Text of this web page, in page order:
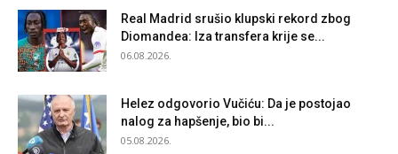
Real Madrid srušio klupski rekord zbog
Diomandea: Iza transfera krije se...
06.08.2026.
Helez odgovorio Vučiću: Da je postojao
nalog za hapšenje, bio bi...
05.08.2026.